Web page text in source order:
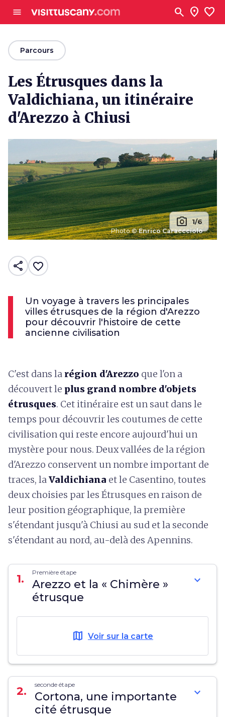
menu search location_on favorite
arrow_backParcours
Les Étrusques dans la
Valdichiana, un itinéraire
d'Arezzo à Chiusi
Photo ©Enrico Caraccciolo
photo_camera 1/6
share favorite_border
Un voyage à travers les principales
villes étrusques de la région d'Arezzo
pour découvrir l'histoire de cette
ancienne civilisation
C'est dans la région d'Arezzo que l'on a
découvert le plus grand nombre d'objets
étrusques. Cet itinéraire est un saut dans le
temps pour découvrir les coutumes de cette
civilisation qui reste encore aujourd'hui un
mystère pour nous. Deux vallées de la région
d'Arezzo conservent un nombre important de
traces, laValdichiana et le Casentino, toutes
deux choisies par les Étrusques en raison de
leur position géographique, la première
s'étendant jusqu'à Chiusi au sud et la seconde
s'étendant au nord, au-delà des Apennins.
1. Première étape
Arezzo et la « Chimère »
étrusque
expand_more
map Voir sur la carte
2. seconde étape
Cortona, une importante
cité étrusque
expand_more